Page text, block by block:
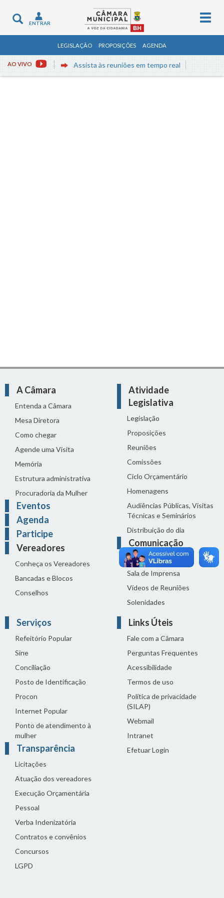
Toggle
navigation
ENTRAR
LEGISLAÇÃO PROPOSIÇÕES AGENDA
AO VIVO Assista às reuniões em tempo real
A Câmara
Entenda a Câmara
Mesa Diretora
Como chegar
Agende uma Visita
Memória
Estrutura administrativa
Procuradoria da Mulher
Eventos
Agenda
Participe
Vereadores
Conheça os Vereadores
Bancadas e Blocos
Conselhos
Atividade
Legislativa
Legislação
Proposições
Reuniões
Comissões
Ciclo Orçamentário
Homenagens
Audiências Públicas, Visitas
Técnicas e Seminários
Distribuição do dia
Comunicação
Notícias
Sala de Imprensa
Vídeos de Reuniões
Solenidades
Serviços
Refeitório Popular
Sine
Conciliação
Posto de Identificação
Procon
Internet Popular
Ponto de atendimento à
mulher
Transparência
Licitações
Atuação dos vereadores
Execução Orçamentária
Pessoal
Verba Indenizatória
Contratos e convênios
Concursos
LGPD
Links Úteis
Fale com a Câmara
Perguntas Frequentes
Acessibilidade
Termos de uso
Política de privacidade
(SILAP)
Webmail
Intranet
Efetuar Login